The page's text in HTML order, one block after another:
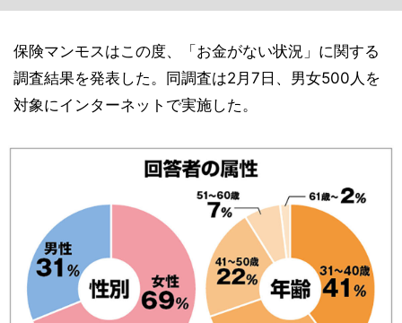
保険マンモスはこの度、「お金がない状況」に関する
調査結果を発表した。同調査は2月7日、男女500人を
対象にインターネットで実施した。